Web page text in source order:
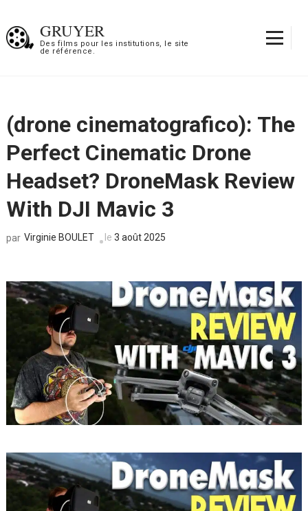
contenu
GRUYER
Des films pour les institutions, le site
de référence.
(drone cinematografico): The
Perfect Cinematic Drone
Headset? DroneMask Review
With DJI Mavic 3
par Virginie BOULET le 3 août 2025